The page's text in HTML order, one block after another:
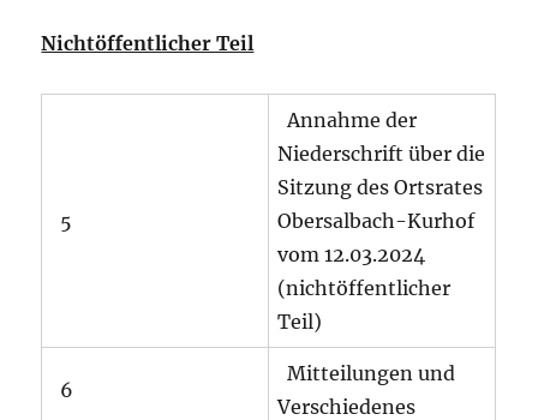
Nichtöffentlicher Teil
5
Annahme der
Niederschrift über die
Sitzung des Ortsrates
Obersalbach-Kurhof
vom 12.03.2024
(nichtöffentlicher
Teil)
6
Mitteilungen und
Verschiedenes